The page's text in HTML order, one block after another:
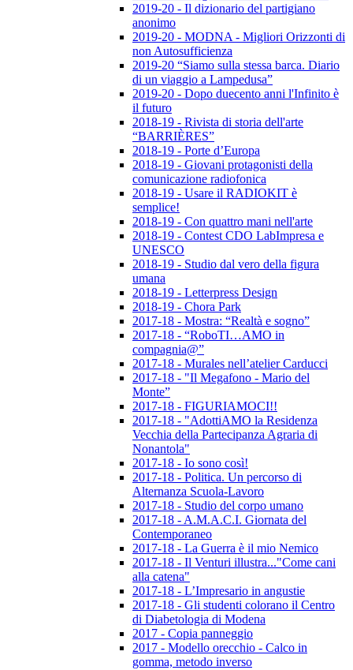
2019-20 - Il dizionario del partigiano
anonimo
2019-20 - MODNA - Migliori Orizzonti di
non Autosufficienza
2019-20 “Siamo sulla stessa barca. Diario
di un viaggio a Lampedusa”
2019-20 - Dopo duecento anni l'Infinito è
il futuro
2018-19 - Rivista di storia dell'arte
“BARRIÈRES”
2018-19 - Porte d’Europa
2018-19 - Giovani protagonisti della
comunicazione radiofonica
2018-19 - Usare il RADIOKIT è
semplice!
2018-19 - Con quattro mani nell'arte
2018-19 - Contest CDO LabImpresa e
UNESCO
2018-19 - Studio dal vero della figura
umana
2018-19 - Letterpress Design
2018-19 - Chora Park
2017-18 - Mostra: “Realtà e sogno”
2017-18 - “RoboTI…AMO in
compagnia@”
2017-18 - Murales nell’atelier Carducci
2017-18 - "Il Megafono - Mario del
Monte”
2017-18 - FIGURIAMOCI!!
2017-18 - "AdottiAMO la Residenza
Vecchia della Partecipanza Agraria di
Nonantola"
2017-18 - Io sono così!
2017-18 - Politica. Un percorso di
Alternanza Scuola-Lavoro
2017-18 - Studio del corpo umano
2017-18 - A.M.A.C.I. Giornata del
Contemporaneo
2017-18 - La Guerra è il mio Nemico
2017-18 - Il Venturi illustra..."Come cani
alla catena"
2017-18 - L’Impresario in angustie
2017-18 - Gli studenti colorano il Centro
di Diabetologia di Modena
2017 - Copia panneggio
2017 - Modello orecchio - Calco in
gomma, metodo inverso